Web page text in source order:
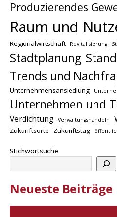
Produzierendes
Raum und
Regionalwirtschaft Revitalisierung
Stadtplanung
Trends und
Unternehmensansiedlung
Unternehmen und
Verdichtung Verwaltungshandeln
Zukunftsorte Zukunftstag
Stichwortsuche
Neueste Beiträge